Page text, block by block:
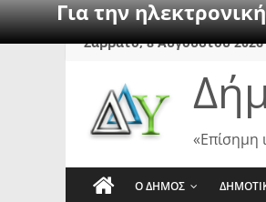
Για την
SkipΣάββατο, 8 Αυγούστου 2026
«Επίσημη
Ο ΔΗΜΟΣ